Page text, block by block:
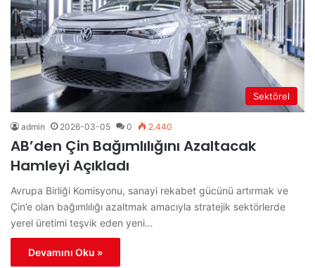
Sektörel
admin 2026-03-05 0 2.440
AB’den Çin Bağımlılığını Azaltacak
Hamleyi Açıkladı
Avrupa Birliği Komisyonu, sanayi rekabet gücünü artırmak ve
Çin’e olan bağımlılığı azaltmak amacıyla stratejik sektörlerde
yerel üretimi teşvik eden yeni…
Devamını Oku »